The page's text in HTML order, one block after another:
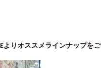
よりオススメラインナップをご